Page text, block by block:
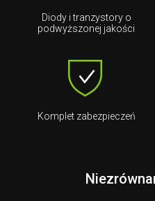
Diody i tranzystory o
podwyższonej jakości
Komplet zabezpieczeń